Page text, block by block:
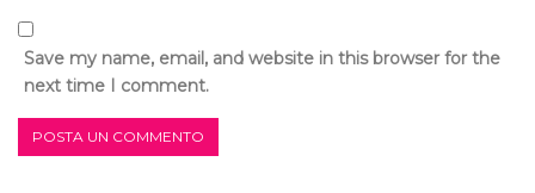
Save my name, email, and website in this browser for the
next time I comment.